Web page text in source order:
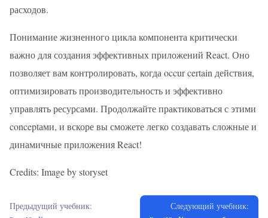
расходов.
Понимание жизненного цикла компонента критически
важно для создания эффективных приложений React. Оно
позволяет вам контролировать, когда occur certain действия,
оптимизировать производительность и эффективно
управлять ресурсами. Продолжайте практиковаться с этими
conceptами, и вскоре вы сможете легко создавать сложные и
динамичные приложения React!
Credits: Image by storyset
Предыдущий учебник: Следующий учебник: